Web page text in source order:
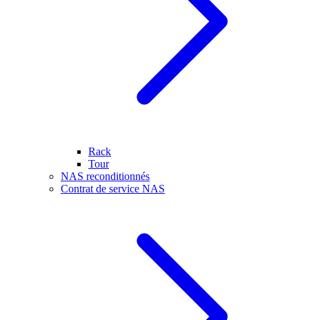
Rack
Tour
NAS reconditionnés
Contrat de service NAS